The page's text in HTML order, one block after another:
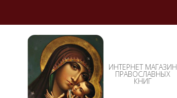
ИНТЕРНЕТ МАГАЗИН
ПРАВОСЛАВНЫХ
КНИГ